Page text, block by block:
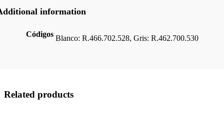
information
Códigos Blanco: R.466.702.528, Gris: R.462.700.530
Related products